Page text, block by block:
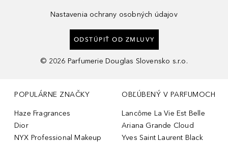
Nastavenia ochrany osobných údajov
ODSTÚPIŤ OD ZMLUVY
© 2026 Parfumerie Douglas Slovensko s.r.o.
POPULÁRNE ZNAČKY
Haze Fragrances
Dior
NYX Professional Makeup
OBĽÚBENÝ V PARFUMOCH
Lancôme La Vie Est Belle
Ariana Grande Cloud
Yves Saint Laurent Black